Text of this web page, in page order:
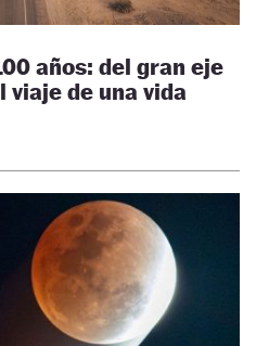
años: del gran eje
viaje de una vida